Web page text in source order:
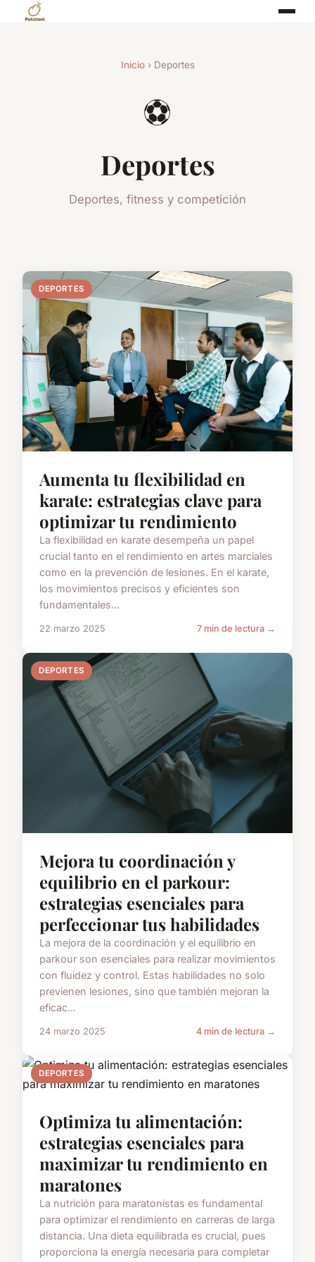
Inicio› Deportes
⚽
Deportes
Deportes, fitness y competición
DEPORTES
Aumenta tu flexibilidad en
karate: estrategias clave para
optimizar tu rendimiento
La flexibilidad en karate desempeña un papel
crucial tanto en el rendimiento en artes marciales
como en la prevención de lesiones. En el karate,
los movimientos precisos y eficientes son
fundamentales...
22 marzo 2025 7 min de lectura →
DEPORTES
Mejora tu coordinación y
equilibrio en el parkour:
estrategias esenciales para
perfeccionar tus habilidades
La mejora de la coordinación y el equilibrio en
parkour son esenciales para realizar movimientos
con fluidez y control. Estas habilidades no solo
previenen lesiones, sino que también mejoran la
eficac...
24 marzo 2025 4 min de lectura →
DEPORTES
Optimiza tu alimentación:
estrategias esenciales para
maximizar tu rendimiento en
maratones
La nutrición para maratonistas es fundamental
para optimizar el rendimiento en carreras de larga
distancia. Una dieta equilibrada es crucial, pues
proporciona la energía necesaria para completar